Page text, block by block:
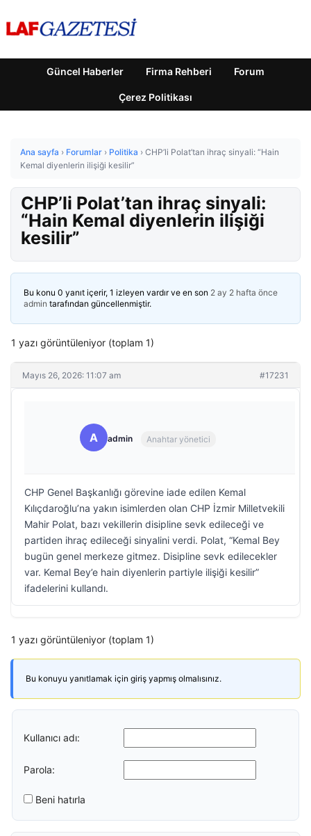
Güncel Haberler Firma Rehberi Forum
Çerez Politikası
Ana sayfa › Forumlar › Politika › CHP’li Polat’tan ihraç sinyali: “Hain
Kemal diyenlerin ilişiği kesilir”
CHP’li Polat’tan ihraç sinyali:
“Hain Kemal diyenlerin ilişiği
kesilir”
Bu konu 0 yanıt içerir, 1 izleyen vardır ve en son 2 ay 2 hafta önce
admin tarafından güncellenmiştir.
1 yazı görüntüleniyor (toplam 1)
Mayıs 26, 2026: 11:07 am #17231
A admin Anahtar yönetici
CHP Genel Başkanlığı görevine iade edilen Kemal
Kılıçdaroğlu’na yakın isimlerden olan CHP İzmir Milletvekili
Mahir Polat, bazı vekillerin disipline sevk edileceği ve
partiden ihraç edileceği sinyalini verdi. Polat, “Kemal Bey
bugün genel merkeze gitmez. Disipline sevk edilecekler
var. Kemal Bey’e hain diyenlerin partiyle ilişiği kesilir”
ifadelerini kullandı.
1 yazı görüntüleniyor (toplam 1)
Bu konuyu yanıtlamak için giriş yapmış olmalısınız.
Kullanıcı adı:
Parola:
Beni hatırla